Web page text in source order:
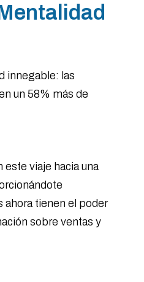
innegable: las
un 58% más de
viaje hacia una
ahora tienen el poder
sobre ventas y